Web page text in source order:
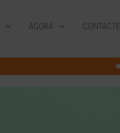
ÀGORA CONTACTE